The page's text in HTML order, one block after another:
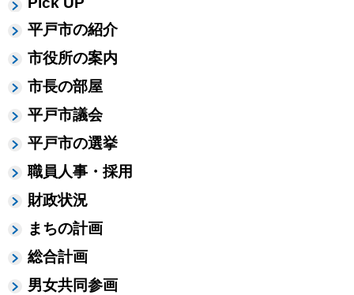
平戸市の紹介
市役所の案内
市長の部屋
平戸市議会
平戸市の選挙
職員人事・採用
財政状況
まちの計画
総合計画
男女共同参画